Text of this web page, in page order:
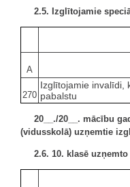
2.5. Izglītojamie
A
270
Izglītojamie invalīdi,
pabalstu
20__./20__. mācību
(vidusskolā) uzņemtie
2.6. 10. klasē